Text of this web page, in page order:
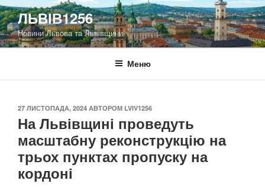
Перейти
до
вмісту
ЛЬВІВ1256
Новини Львова та Львівщини
Меню
ОПУБЛІКОВАНО
27 ЛИСТОПАДА, 2024 АВТОРОМ LVIV1256
На Львівщині проведуть
масштабну реконструкцію на
трьох пунктах пропуску на
кордоні